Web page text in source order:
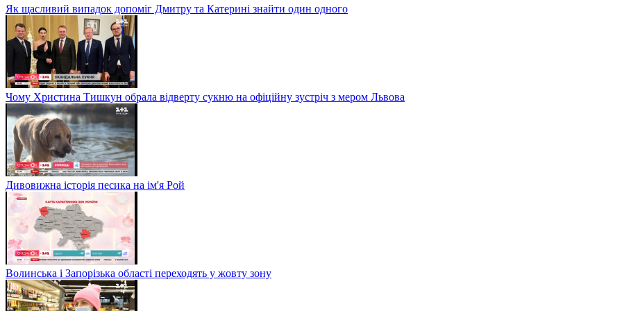
Як щасливий випадок допоміг Дмитру та Катерині знайти один одного
Чому Христина Тишкун обрала відверту сукню на офіційну зустріч з мером Львова
Дивовижна історія песика на ім'я Рой
Волинська і Запорізька області переходять у жовту зону